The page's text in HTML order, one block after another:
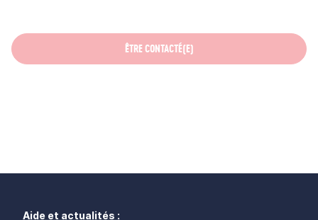
ÊTRE CONTACTÉ(E)
Aide et actualités :